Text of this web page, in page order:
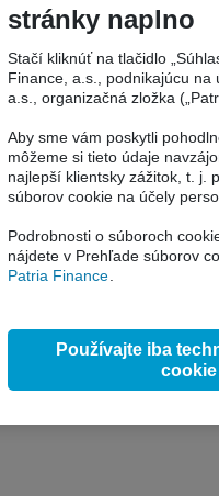
Ostatné dokumenty
stránky naplno
Stačí kliknúť na tlačidlo
Finance, a.s., podnikajúcu
a.s., organizačná zložka
Aby sme vám poskytli
môžeme si tieto údaje
najlepší klientsky zážitok, t. j.
súborov cookie na účely
Podrobnosti o súboroch
nájdete v Prehľade súborov
Patria Finance.
Používajte iba
cookie